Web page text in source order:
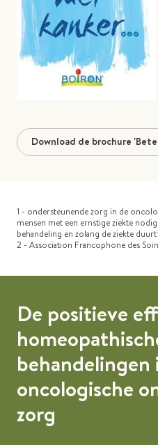
Download de brochure
1 - ondersteunende zorg in de
mensen met een ernstige ziekte
behandeling en zolang de ziekte
2 - Association Francophone des
De positieve
behandelingen
oncologische
zorg